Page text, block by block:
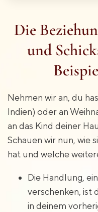
Die
und
Nehmen wir an, du
Indien) oder an
an das Kind deiner
Schauen wir nun, wie
hat und welche
Die Handlung,
verschenken, ist
in deinem